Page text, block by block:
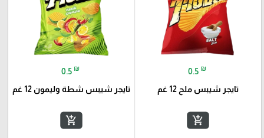
0.5 ₪
تايجر شيبس ملح 12 غم
add_shopping_cart
0.5 ₪
تايجر شيبس شطة وليمون 12 غم
add_shopping_cart